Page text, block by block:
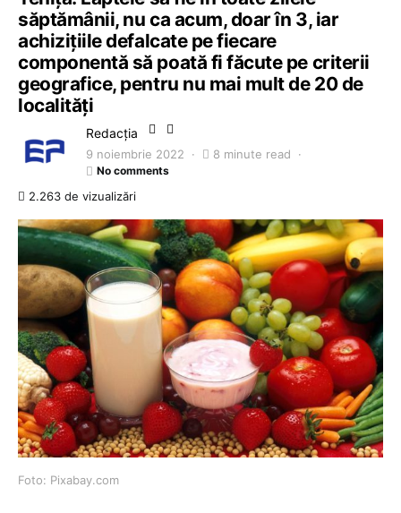
săptămânii, nu ca acum, doar în 3, iar
achizițiile defalcate pe fiecare
componentă să poată fi făcute pe criterii
geografice, pentru nu mai mult de 20 de
localități
Redacția
9 noiembrie 2022 8 minute read
No comments
2.263 de vizualizări
Foto: Pixabay.com